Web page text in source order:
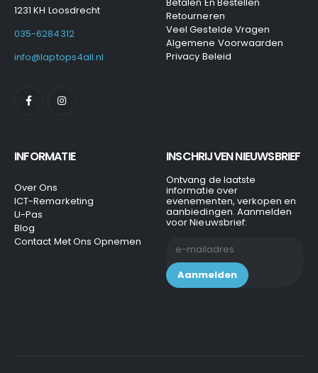
1231 KH Loosdrecht
035-6284312
info@laptops4all.nl
Retourneren
Veel Gestelde Vragen
Algemene Voorwaarden
Privacy Beleid
INFORMATIE
Over Ons
ICT-Remarketing
U-Pas
Blog
Contact Met Ons Opnemen
INSCHRIJVEN NIEUWSBRIEF
Ontvang de laatste
informatie over
evenementen, verkopen en
aanbiedingen. Aanmelden
voor Nieuwsbrief: